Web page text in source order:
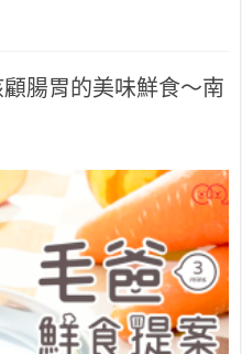
顧腸胃的美味鮮食～南